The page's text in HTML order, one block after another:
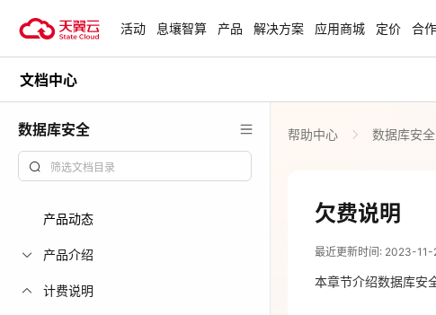
试用，产品折扣等，助您降本增
安全隔离版
企业出海解决方案
助力您的业务扬帆出
活动 息壤智算 产品 解决方案 应用商城 定价 合
文档中心
数据库安全
产品动态
产品介绍
计费说明
帮助中心 数据库安全
欠费说明
最近更新时间: 2023-
2023-11-22
欠费说明
本章节介绍数据库安